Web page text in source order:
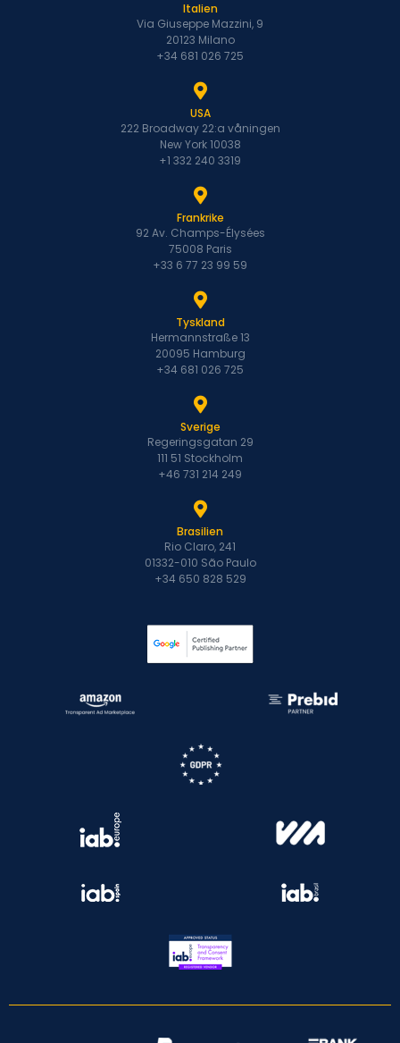
Italien
Via Giuseppe Mazzini, 9
20123 Milano
+34 681 026 725
USA
222 Broadway 22:a våningen
New York 10038
+1 332 240 3319
Frankrike
92 Av. Champs-Élysées
75008 Paris
+33 6 77 23 99 59
Tyskland
Hermannstraße 13
20095 Hamburg
+34 681 026 725
Sverige
Regeringsgatan 29
111 51 Stockholm
+46 731 214 249
Brasilien
Rio Claro, 241
01332-010 São Paulo
+34 650 828 529